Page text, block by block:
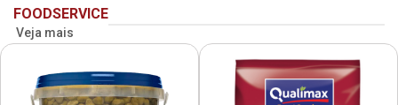
FOODSERVICE
Veja mais